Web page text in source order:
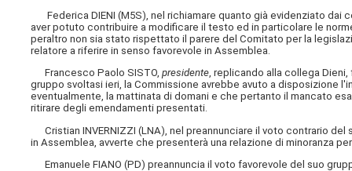
Federica DIENI (M5S), nel richiamare quanto già evidenziato dai
aver potuto contribuire a modificare il testo ed in particolare le
peraltro non sia stato rispettato il parere del Comitato per la
relatore a riferire in senso favorevole in Assemblea.
Francesco Paolo SISTO,presidente, replicando alla collega
gruppo svoltasi ieri, la Commissione avrebbe avuto a disposizione
eventualmente, la mattinata di domani e che pertanto il mancato
ritirare degli emendamenti presentati.
Cristian INVERNIZZI (LNA), nel preannunciare il voto contrario
in Assemblea, avverte che presenterà una relazione di minoranza
Emanuele FIANO (PD) preannuncia il voto favorevole del suo